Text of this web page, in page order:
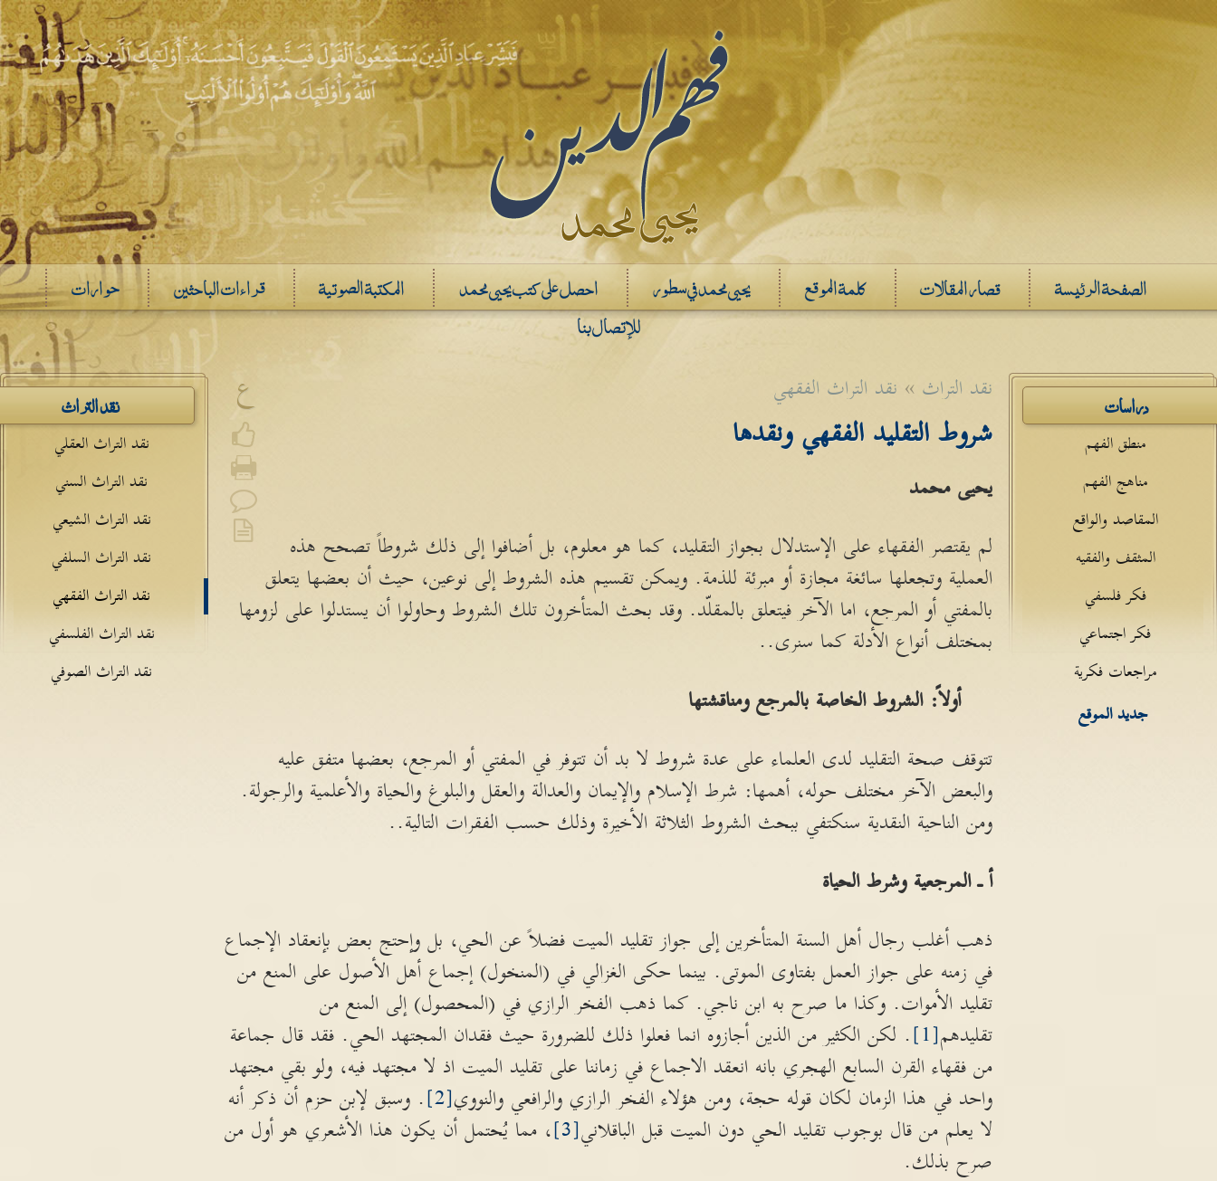
الصفحة الرئيسة قصار المقالات كلمة الموقع يحيى محمد في سطور احصل على كتب يحيى محمد المكتبة الصوتية قراءات الباحثين
حوارات
للإتصال بنا
نقد التراث
نقد التراث العقلي
نقد التراث السني
نقد التراث الشيعي
نقد التراث السلفي
نقد التراث الفقهي
نقد التراث الفلسفي
نقد التراث الصوفي
ع نقد التراث » نقد التراث الفقهي
شروط التقليد الفقهي ونقدها
يحيى محمد
لم يقتصر الفقهاء على الإستدلال بجواز التقليد، كما هو معلوم، بل أضافوا إلى ذلك شروطاً تصحح هذه
العملية وتجعلها سائغة مجازة أو مبرئة للذمة. ويمكن تقسيم هذه الشروط إلى نوعين، حيث أن بعضها يتعلق
بالمفتي أو المرجع، اما الآخر فيتعلق بالمقلّد. وقد بحث المتأخرون تلك الشروط وحاولوا أن يستدلوا على لزومها
بمختلف أنواع الأدلة كما سنرى..
أولاً: الشروط الخاصة بالمرجع ومناقشتها
تتوقف صحة التقليد لدى العلماء على عدة شروط لا بد أن تتوفر في المفتي أو المرجع، بعضها متفق عليه
والبعض الآخر مختلف حوله، أهمها: شرط الإسلام والإيمان والعدالة والعقل والبلوغ والحياة والأعلمية والرجولة.
ومن الناحية النقدية سنكتفي ببحث الشروط الثلاثة الأخيرة وذلك حسب الفقرات التالية..
أ ـ المرجعية وشرط الحياة
ذهب أغلب رجال أهل السنة المتأخرين إلى جواز تقليد الميت فضلاً عن الحي، بل وإحتج بعض بإنعقاد الإجماع
في زمنه على جواز العمل بفتاوى الموتى. بينما حكى الغزالي في (المنخول) إجماع أهل الأصول على المنع من
تقليد الأموات. وكذا ما صرح به ابن ناجي. كما ذهب الفخر الرازي في (المحصول) إلى المنع من
تقليدهم[1]
. لكن الكثير من الذين أجازوه انما فعلوا ذلك للضرورة حيث فقدان المجتهد الحي. فقد قال جماعة
من فقهاء القرن السابع الهجري بانه انعقد الاجماع في زماننا على تقليد الميت اذ لا مجتهد فيه، ولو بقي مجتهد
واحد في هذا الزمان لكان قوله حجة، ومن هؤلاء الفخر الرازي والرافعي والنووي[2]
. وسبق لإبن حزم أن ذكر أنه
لا يعلم من قال بوجوب تقليد الحي دون الميت قبل الباقلاني[3]
، مما يُحتمل أن يكون هذا الأشعري هو أول من
صرح بذلك.
دراسات
منطق الفهم
مناهج الفهم
المقاصد والواقع
المثقف والفقيه
فكر فلسفي
فكر اجتماعي
مراجعات فكرية
جديد الموقع